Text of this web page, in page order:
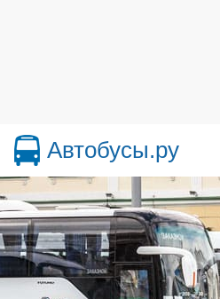
Автобусы.ру